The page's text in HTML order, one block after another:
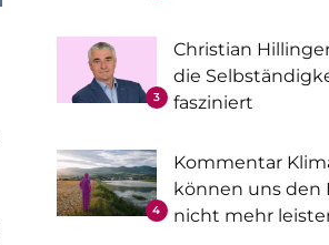
3
Christian
die
fasziniert
4
Kommentar
können uns den
nicht mehr